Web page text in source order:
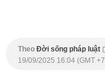
Theo Đời sống pháp luật
19/09/2025 16:04 (GMT